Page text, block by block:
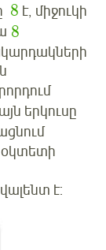
8 է, միջուկի
8
երկուսը
օկտետի
է: